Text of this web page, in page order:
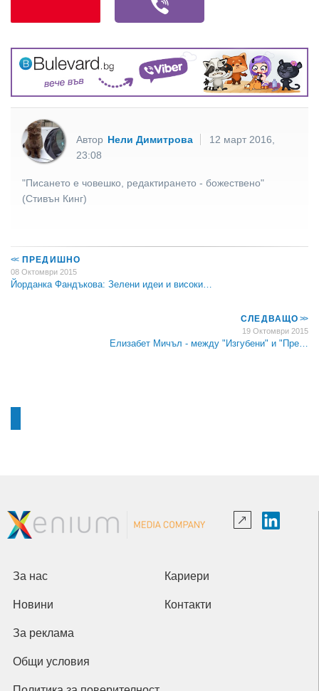
Автор Нели Димитрова
12 март 2016,
23:08
"Писането е човешко, редактирането - божествено"
(Стивън Кинг)
<<ПРЕДИШНО
08 Октомври 2015
Йорданка Фандъкова: Зелени идеи и високи…
СЛЕДВАЩО>>
19 Октомври 2015
Елизабет Мичъл - между "Изгубени" и "Пре…
За нас Кариери
Новини Контакти
За реклама
Общи условия